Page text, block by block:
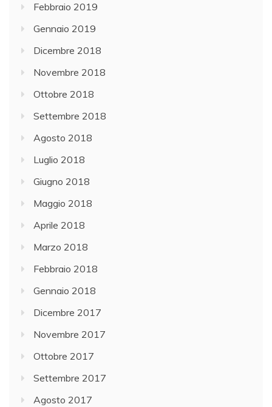
Febbraio 2019
Gennaio 2019
Dicembre 2018
Novembre 2018
Ottobre 2018
Settembre 2018
Agosto 2018
Luglio 2018
Giugno 2018
Maggio 2018
Aprile 2018
Marzo 2018
Febbraio 2018
Gennaio 2018
Dicembre 2017
Novembre 2017
Ottobre 2017
Settembre 2017
Agosto 2017